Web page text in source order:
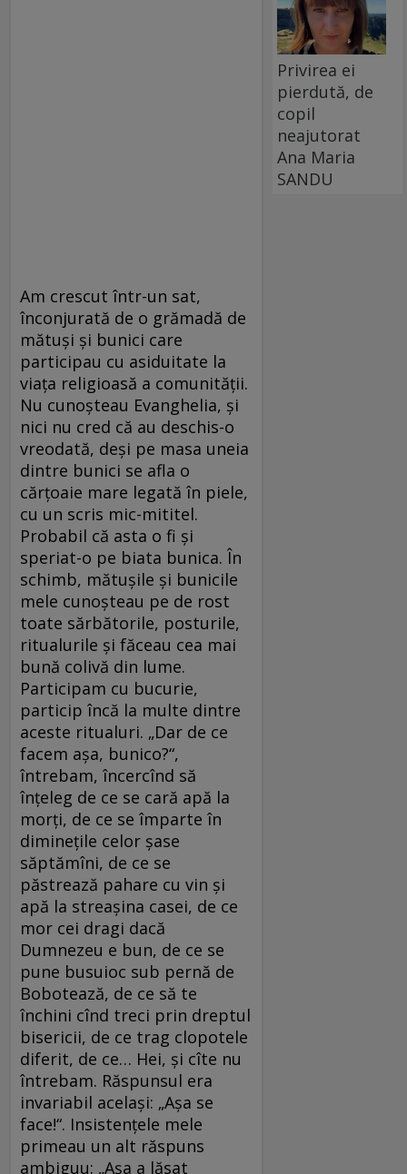
Am crescut într-un sat,
înconjurată de o grămadă de
mătuşi şi bunici care
participau cu asiduitate la
viaţa religioasă a comunităţii.
Nu cunoşteau Evanghelia, şi
nici nu cred că au deschis-o
vreodată, deşi pe masa uneia
dintre bunici se afla o
cărţoaie mare legată în piele,
cu un scris mic-mititel.
Probabil că asta o fi şi
speriat-o pe biata bunica. În
schimb, mătuşile şi bunicile
mele cunoşteau pe de rost
toate sărbătorile, posturile,
ritualurile şi făceau cea mai
bună colivă din lume.
Participam cu bucurie,
particip încă la multe dintre
aceste ritualuri. „Dar de ce
facem aşa, bunico?“,
întrebam, încercînd să
înţeleg de ce se cară apă la
morţi, de ce se împarte în
dimineţile celor şase
săptămîni, de ce se
păstrează pahare cu vin şi
apă la streaşina casei, de ce
mor cei dragi dacă
Dumnezeu e bun, de ce se
pune busuioc sub pernă de
Bobotează, de ce să te
închini cînd treci prin dreptul
bisericii, de ce trag clopotele
diferit, de ce… Hei, şi cîte nu
întrebam. Răspunsul era
invariabil acelaşi: „Aşa se
face!“. Insistenţele mele
primeau un alt răspuns
ambiguu: „Aşa a lăsat
Privirea ei
pierdută, de
copil
neajutorat
Ana Maria
SANDU